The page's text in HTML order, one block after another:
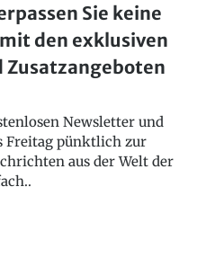
Sie keine
den exklusiven
Zusatzangeboten
Newsletter und
Freitag pünktlich zur
aus der Welt der